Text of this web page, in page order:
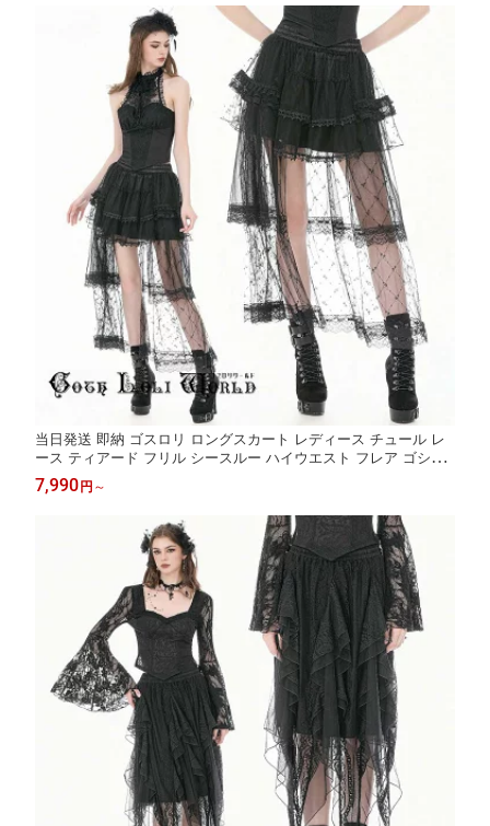
当日発送 即納 ゴスロリ ロングスカート レディース チュール レ
ース ティアード フリル シースルー ハイウエスト フレア ゴシッ
ク ロリータ ブラック エレガント コスプレ ヴィジュアル系 地雷
系 個性的 ライブ衣装 舞台衣装 ステージ衣装 イベント衣装 仮装
7,990 円 ～